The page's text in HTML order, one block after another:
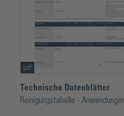
pdf
Technische Datenblätter
Reinigungstabelle -